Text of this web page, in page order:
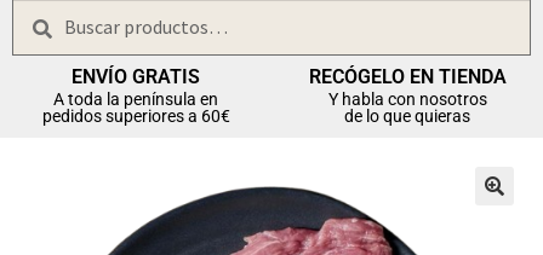
Buscar
ENVÍO GRATIS
A toda la península en
pedidos superiores a 60€
RECÓGELO EN TIENDA
Y habla con nosotros
de lo que quieras